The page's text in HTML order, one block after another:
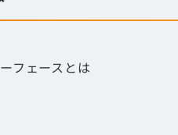
フェースとは